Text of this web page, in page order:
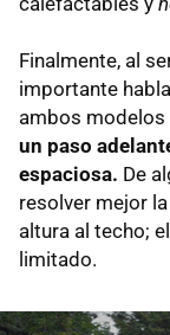
Finalmente, al
importante
ambos modelos
un paso
espaciosa. De
resolver mejor
altura al techo;
limitado.